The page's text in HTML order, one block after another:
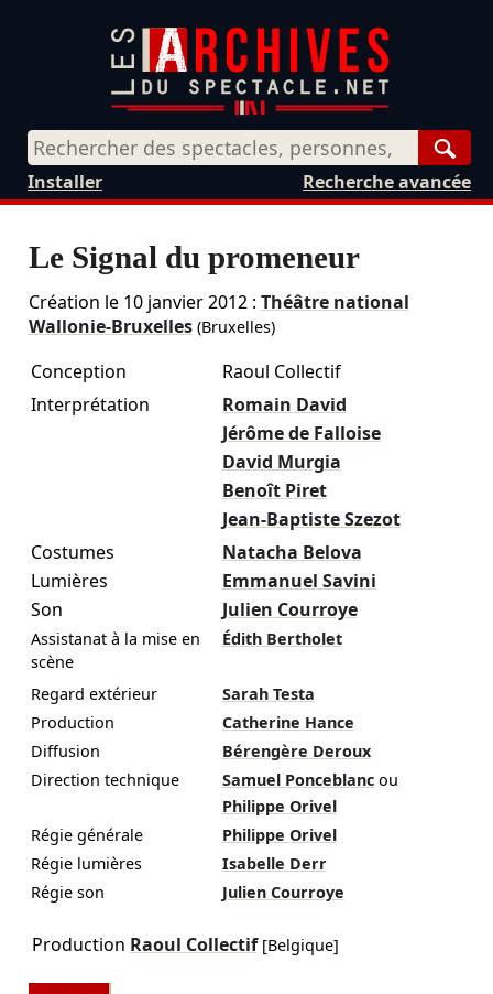
Recherche avancée
Installer
Le Signal du promeneur
Création le 10 janvier 2012: Théâtre national
Wallonie-Bruxelles(Bruxelles)
Conception
Raoul Collectif
Interprétation
Romain David
Jérôme de Falloise
David Murgia
Benoît Piret
Jean-Baptiste Szezot
Costumes
Natacha Belova
Lumières
Emmanuel Savini
Son
Julien Courroye
Assistanat à la mise en
scène
Édith Bertholet
Regard extérieur
Sarah Testa
Production
Catherine Hance
Diffusion
Bérengère Deroux
Direction technique
Samuel Ponceblanc ou
Philippe Orivel
Régie générale
Philippe Orivel
Régie lumières
Isabelle Derr
Régie son
Julien Courroye
Production Raoul Collectif[Belgique]